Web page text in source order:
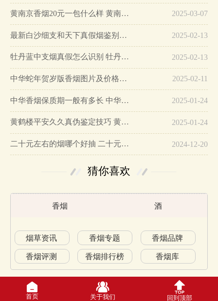
黄南京香烟20元一包什么样 黄南京香烟真假鉴别… 2025-03-07
最新白沙细支和天下真假烟鉴别指南… 2025-02-13
牡丹蓝中支烟真假怎么识别 牡丹蓝中支烟真假鉴别带图… 2025-02-13
中华蛇年贺岁版香烟图片及价格大全… 2025-02-11
中华香烟保质期一般有多长 中华香烟保质期在哪里看的… 2025-01-24
黄鹤楼平安久久真伪鉴定技巧 黄鹤楼平安久久二维码在哪里… 2025-01-24
二十元左右的烟哪个好抽 二十元左右的香烟排行榜最新款… 2024-12-20
猜你喜欢
香烟 酒
烟草资讯 香烟专题 香烟品牌
香烟评测 香烟排行榜 香烟库
首页 关于我们 回到顶部